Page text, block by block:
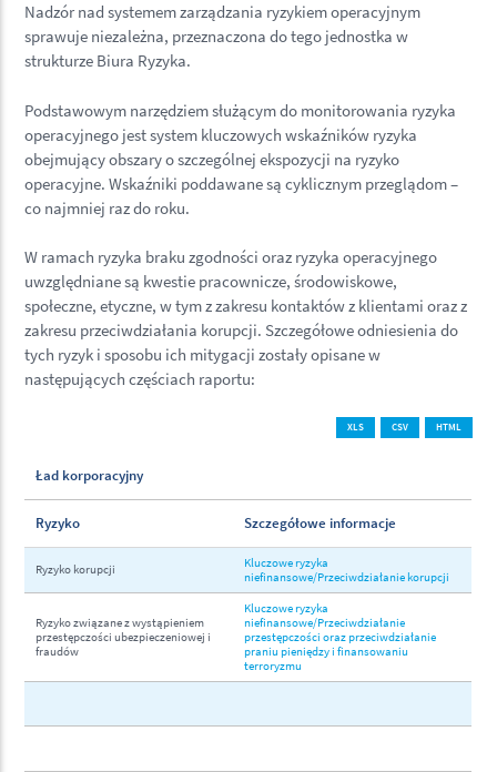
Nadzór nad systemem zarządzania ryzykiem operacyjnym
sprawuje niezależna, przeznaczona do tego jednostka w
strukturze Biura Ryzyka.
Podstawowym narzędziem służącym do monitorowania ryzyka
operacyjnego jest system kluczowych wskaźników ryzyka
obejmujący obszary o szczególnej ekspozycji na ryzyko
operacyjne. Wskaźniki poddawane są cyklicznym przeglądom –
co najmniej raz do roku.
W ramach ryzyka braku zgodności oraz ryzyka operacyjnego
uwzględniane są kwestie pracownicze, środowiskowe,
społeczne, etyczne, w tym z zakresu kontaktów z klientami oraz z
zakresu przeciwdziałania korupcji. Szczegółowe odniesienia do
tych ryzyk i sposobu ich mitygacji zostały opisane w
następujących częściach raportu:
XLS CSV HTML
Ład korporacyjny
Ryzyko Szczegółowe informacje
Ryzyko korupcji
Kluczowe ryzyka
niefinansowe/Przeciwdziałanie korupcji
Ryzyko związane z wystąpieniem
przestępczości ubezpieczeniowej i
fraudów
Kluczowe ryzyka
niefinansowe/Przeciwdziałanie
przestępczości oraz przeciwdziałanie
praniu pieniędzy i finansowaniu
terroryzmu